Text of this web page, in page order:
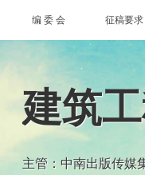
编 委 会 征稿要求
建筑
主管：中南出版传媒